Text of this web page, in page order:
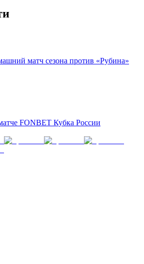
матч сезона против «Рубина»
FONBET Кубка России